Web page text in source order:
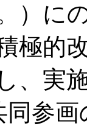
）に
極的
、実
参画